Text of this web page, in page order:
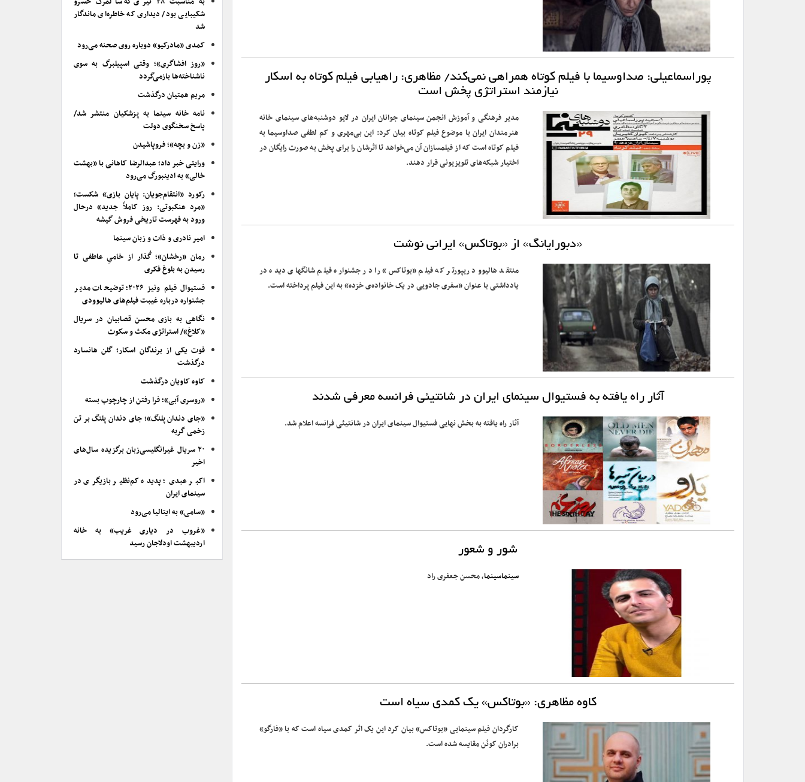
پوراسماعیلی: صداوسیما با فیلم کوتاه همراهی نمی‌کند/ مظاهری: راهیابی فیلم کوتاه به اسکار
نیازمند استراتژی پخش است
مدیر فرهنگی و آموزش انجمن سینمای جوانان ایران در لایو دوشنبه‌های سینمای خانه
هنرمندان ایران با موضوع فیلم کوتاه بیان کرد: این بی‌مهری و کم لطفی صداوسیما به
فیلم کوتاه است که از فیلمسازان آن می‌خواهد تا اثرشان را برای پخش به صورت رایگان در
اختیار شبکه‌های تلویزیونی قرار دهند.
«دبورایانگ» از «بوتاکس» ایرانی نوشت
منتقد هالیوود ریپورتر که فیلم «بوتاکس» را در جشنواره فیلم شانگهای دیده در
یادداشتی با عنوان «سفری جادویی در یک خانواده‌ی خزده» به این فیلم پرداخته است.
آثار راه یافته به فستیوال سینمای ایران در شانتیئی فرانسه معرفی شدند
آثار راه یافته به بخش نهایی فستیوال سینمای ایران در شانتیئی فرانسه اعلام شد.
شور و شعور
سینماسینما، محسن جعفری راد
کاوه مظاهری: «بوتاکس» یک کمدی سیاه است
کارگردان فیلم سینمایی «بوتاکس» بیان کرد این یک اثر کمدی سیاه است که با «فارگو»
برادران کوئن مقایسه شده است.
شکیبایی بود/ دیداری که خاطره‌ای ماندگار
شد
کمدی «مادرکیو» دوباره روی صحنه می‌رود
«روز افشاگری»؛ وقتی اسپیلبرگ به سوی
ناشناخته‌ها بازمی‌گردد
مریم همتیان درگذشت
نامه خانه سینما به پزشکیان منتشر شد/
پاسخ سخنگوی دولت
«زن و بچه»؛ فروپاشیدن
ورایتی خبر داد؛ عبدالرضا کاهانی با «بهشت
خالی» به ادینبورگ می‌رود
رکورد «انتقام‌جویان: پایان بازی» شکست؛
«مرد عنکبوتی: روز کاملاً جدید» درحال
ورود به فهرست تاریخی فروش گیشه
امیر نادری و ذات و زبان سینما
رمان «رخشان»؛ گُذار از خامیِ عاطفی تا
رسیدن به بلوغ فکری
فستیوال فیلم ونیز ۲۰۲۶؛ توضیحات مدیر
جشنواره درباره غیبت فیلم‌های هالیوودی
نگاهی به بازی محسن قصابیان در سریال
«کلاغ»/ استراتژی مکث و سکوت
فوت یکی از برندگان اسکار؛ گلن هانسارد
درگذشت
کاوه کاویان درگذشت
«روسری آبی»؛ فرا رفتن از چارچوب بسته
«جای دندان پلنگ»؛ جای دندان پلنگ بر تن
زخمی گربه
۲۰ سریال غیرانگلیسی‌زبان برگزیده سال‌های
اخیر
اکبر عبدی؛ پدیده کم‌نظیر بازیگری در
سینمای ایران
«سامی» به ایتالیا می‌رود
«غروب در دیاری غریب» به خانه
اردیبهشت اودلاجان رسید